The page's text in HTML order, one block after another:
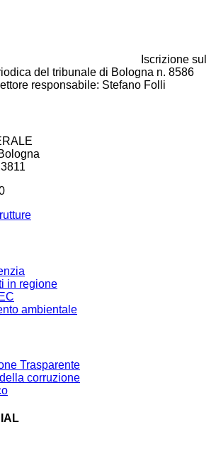
Iscrizione sul
del tribunale di Bologna n. 8586
responsabile: Stefano Folli
in regione
ambientale
Trasparente
corruzione